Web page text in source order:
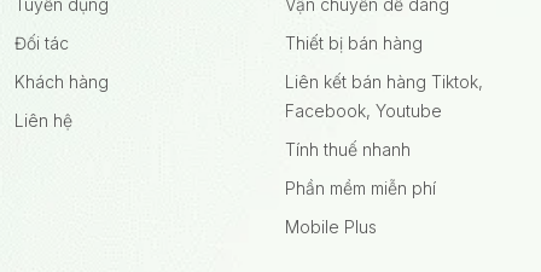
Tuyển dụng
Đối tác
Khách hàng
Liên hệ
Vận chuyển dễ dàng
Thiết bị bán hàng
Liên kết bán hàng Tiktok,
Facebook, Youtube
Tính thuế nhanh
Phần mềm miễn phí
Mobile Plus